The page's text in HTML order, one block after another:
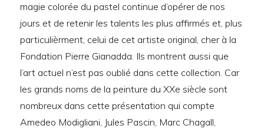
magie colorée du pastel continue d’opérer de nos
jours et de retenir les talents les plus affirmés et, plus
particulièrment, celui de cet artiste original, cher à la
Fondation Pierre Gianadda. Ils montrent aussi que
l’art actuel n’est pas oublié dans cette collection. Car
les grands noms de la peinture du XXe siècle sont
nombreux dans cette présentation qui compte
Amedeo Modigliani, Jules Pascin, Marc Chagall,